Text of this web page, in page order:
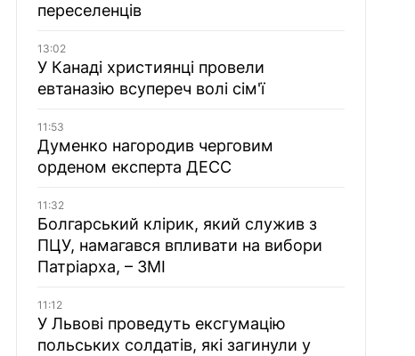
переселенців
13:02
У Канаді християнці провели
евтаназію всупереч волі сім'ї
11:53
Думенко нагородив черговим
орденом експерта ДЕСС
11:32
Болгарський клірик, який служив з
ПЦУ, намагався впливати на вибори
Патріарха, – ЗМІ
11:12
У Львові проведуть ексгумацію
польських солдатів, які загинули у